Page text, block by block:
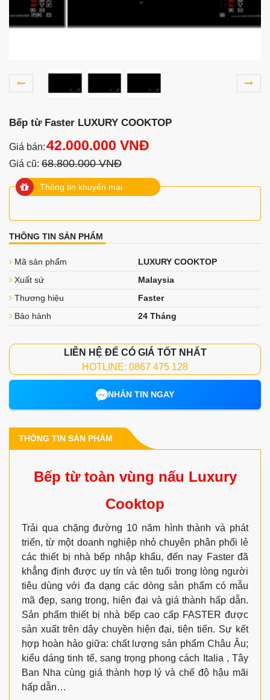
Bếp từ Faster LUXURY COOKTOP
Giá bán:42.000.000 VNĐ
Giá cũ: 68.800.000 VNĐ
Thông tin khuyến mại
THÔNG TIN SẢN PHẨM
Mã sản phẩm
LUXURY COOKTOP
Xuất sứ
Malaysia
Thương hiệu
Faster
Bảo hành
24 Tháng
LIÊN HỆ ĐỂ CÓ GIÁ TỐT NHẤT
HOTLINE: 0867 475 128
NHẮN TIN NGAY
THÔNG TIN SẢN PHẨM
Bếp từ toàn vùng nấu Luxury
Cooktop
Trải qua chặng đường 10 năm hình thành và phát
triển, từ một doanh nghiệp nhỏ chuyên phân phối lẻ
các thiết bị nhà bếp nhập khẩu, đến nay Faster đã
khẳng định được uy tín và tên tuổi trong lòng người
tiêu dùng với đa dạng các dòng sản phẩm có mẫu
mã đẹp, sang trọng, hiện đại và giá thành hấp dẫn.
Sản phẩm thiết bị nhà bếp cao cấp FASTER được
sản xuất trên dây chuyền hiện đại, tiên tiến. Sự kết
hợp hoàn hảo giữa: chất lượng sản phẩm Châu Âu;
kiểu dáng tinh tế, sang trọng phong cách Italia , Tây
Ban Nha cùng giá thành hợp lý và chế độ hậu mãi
hấp dẫn…